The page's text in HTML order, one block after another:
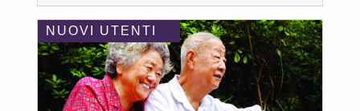
NUOVI UTENTI